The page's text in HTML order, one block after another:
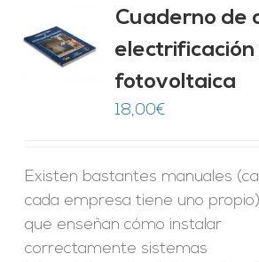
Cuaderno de
fotovoltaica
18,00€
Existen bastantes manuales
cada empresa tiene uno propio)
que enseñan cómo instalar
correctamente sistemas